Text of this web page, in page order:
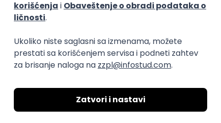
Software Development Director
Rad od kuće
11.09.2026.
AWS Azure Microservices